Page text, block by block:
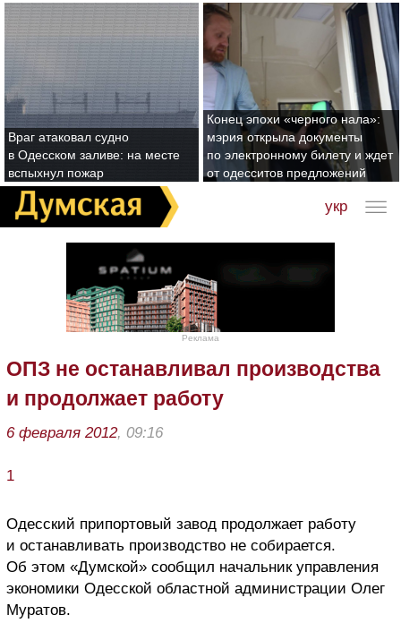
Враг атаковал судно
в Одесском заливе: на месте
вспыхнул пожар
Конец эпохи «черного нала»:
мэрия открыла документы
по электронному билету и ждет
от одесситов предложений
укр
Реклама
ОПЗ не останавливал производства
и продолжает работу
6 февраля 2012, 09:16
1
Одесский припортовый завод продолжает работу
и останавливать производство не собирается.
Об этом «Думской» сообщил начальник управления
экономики Одесской областной администрации Олег
Муратов.